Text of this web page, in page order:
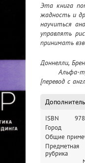
Эта книга
жадность и
научиться
управлять
принимать
Доннелли,
	Альфа-трейд : мышление, методология и математика профессионального трейдинга :
[перевод с
ISBN
Город
Общие
Предметная
рубрика